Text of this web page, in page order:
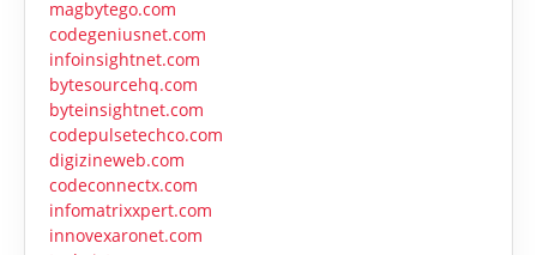
magbytego.com
codegeniusnet.com
infoinsightnet.com
bytesourcehq.com
byteinsightnet.com
codepulsetechco.com
digizineweb.com
codeconnectx.com
infomatrixxpert.com
innovexaronet.com